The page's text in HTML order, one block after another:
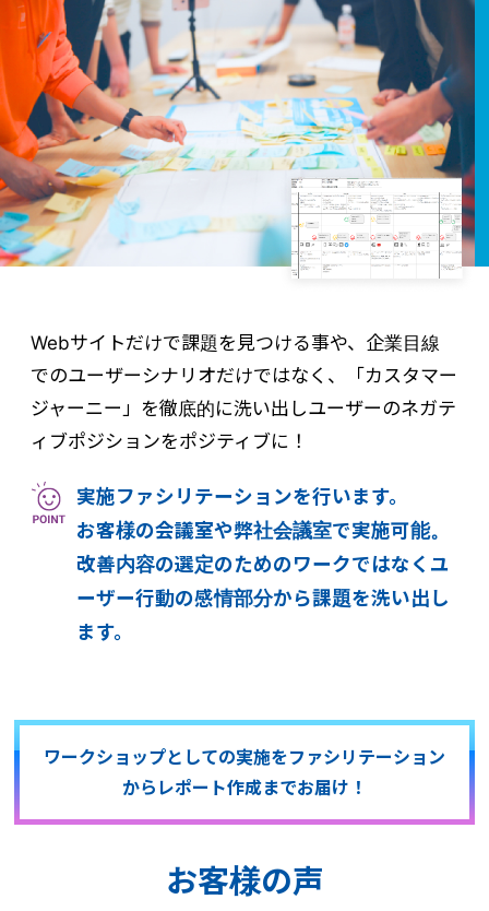
Webサイトだけで課題を見つける事や、企業目線
でのユーザーシナリオだけではなく、「カスタマー
ジャーニー」を徹底的に洗い出しユーザーのネガテ
ィブポジションをポジティブに！
実施ファシリテーションを行います。
お客様の会議室や弊社会議室で実施可能。
改善内容の選定のためのワークではなくユ
ーザー行動の感情部分から課題を洗い出し
ます。
ワークショップとしての実施をファシリテーション
からレポート作成までお届け！
お客様の声